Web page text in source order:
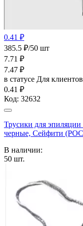
0.41 ₽
385.5 ₽/50 шт
7.71 ₽
7.47 ₽
в статусе Для
0.41 ₽
Код: 32632
Трусики для
черные, Сейфити
В наличии:
50 шт.